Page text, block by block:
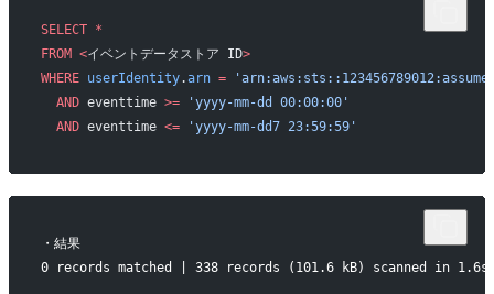
SELECT *
FROM <イベントデータストア ID>
WHERE userIdentity.arn =
  AND
eventtime >= 'yyyy-mm-dd 00:00:00'
  AND
eventtime <= 'yyyy-mm-dd7 23:59:59'
・結果
0 records matched | 338 records (101.6 kB) scanned in